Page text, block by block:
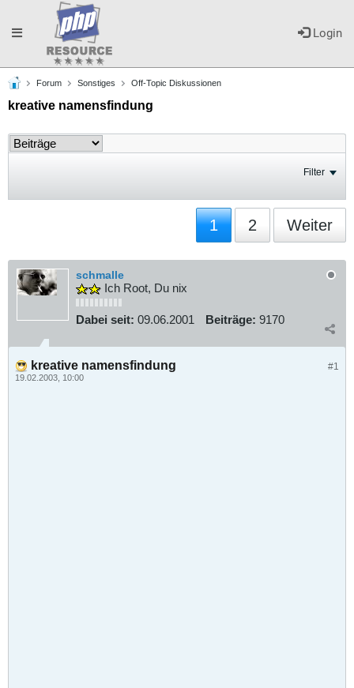
Login
Toggle
navigation
Forum Sonstiges Off-Topic Diskussionen
kreative namensfindung
Filter
1 2 Weiter
schmalle
Ich Root, Du nix
Dabei seit: 09.06.2001 Beiträge: 9170
#1
kreative namensfindung
19.02.2003, 10:00